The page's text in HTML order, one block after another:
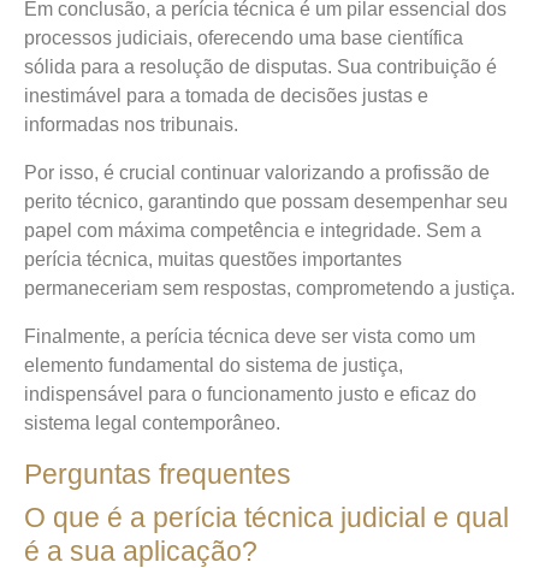
Em conclusão, a perícia técnica é um pilar essencial dos
processos judiciais, oferecendo uma base científica
sólida para a resolução de disputas. Sua contribuição é
inestimável para a tomada de decisões justas e
informadas nos tribunais.
Por isso, é crucial continuar valorizando a profissão de
perito técnico, garantindo que possam desempenhar seu
papel com máxima competência e integridade. Sem a
perícia técnica, muitas questões importantes
permaneceriam sem respostas, comprometendo a justiça.
Finalmente, a perícia técnica deve ser vista como um
elemento fundamental do sistema de justiça,
indispensável para o funcionamento justo e eficaz do
sistema legal contemporâneo.
Perguntas frequentes
O que é a perícia técnica judicial e qual
é a sua aplicação?